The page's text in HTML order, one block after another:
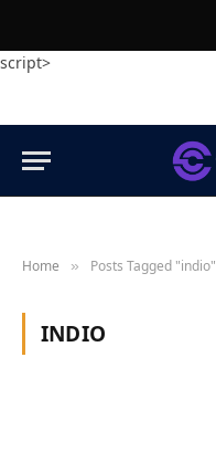
script>
Home » Posts Tagged "indio"
INDIO